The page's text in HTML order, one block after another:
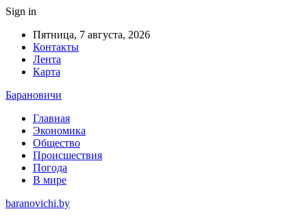
Sign in
Пятница, 7 августа, 2026
Контакты
Лента
Карта
Барановичи
Главная
Экономика
Общество
Происшествия
Погода
В мире
baranovichi.by